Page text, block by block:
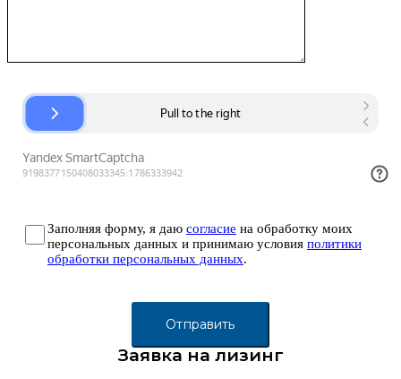
Заполняя форму, я даю согласие на обработку моих
персональных данных и принимаю условия политики
обработки персональных данных.
Заявка на лизинг